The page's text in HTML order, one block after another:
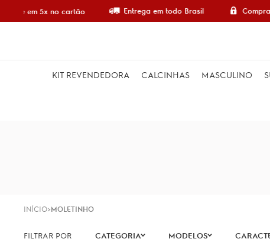
em 5x no cartão Entrega em todo Brasil Compra
KIT REVENDEDORA CALCINHAS MASCULINO
INÍCIO MOLETINHO
MODELOS
CATEGORIA